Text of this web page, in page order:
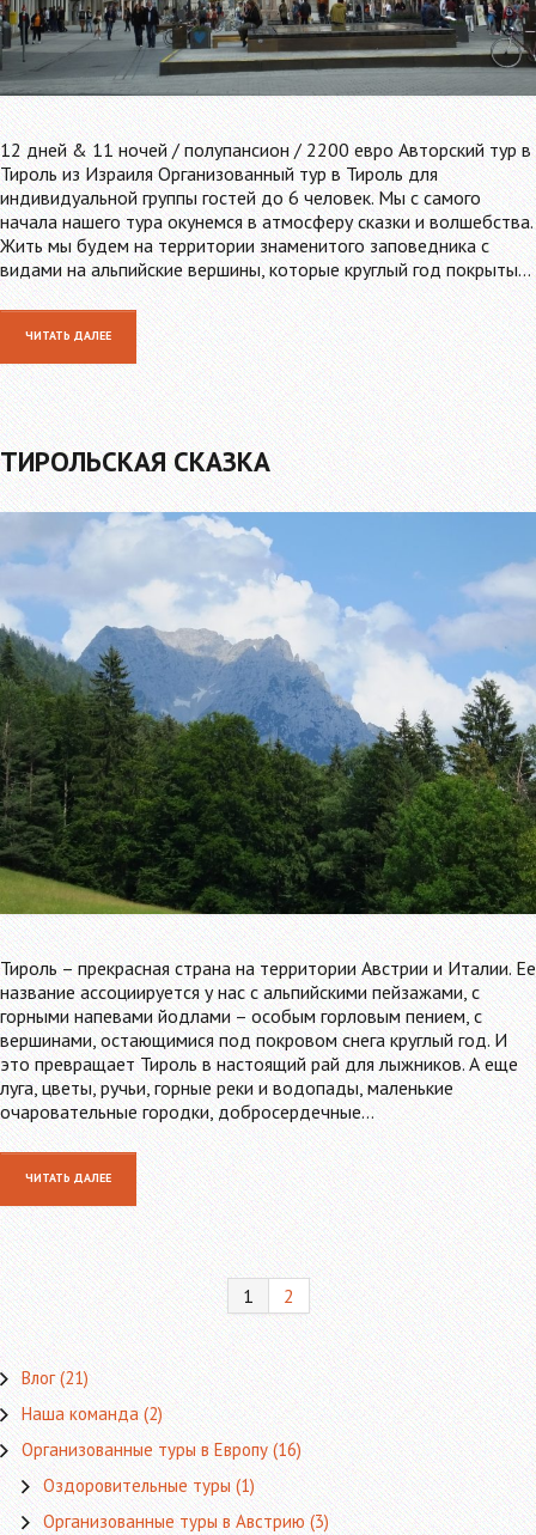
12 дней & 11 ночей / полупансион / 2200 евро Авторский тур в
Тироль из Израиля Организованный тур в Тироль для
индивидуальной группы гостей до 6 человек. Мы с самого
начала нашего тура окунемся в атмосферу сказки и волшебства.
Жить мы будем на территории знаменитого заповедника с
видами на альпийские вершины, которые круглый год покрыты…
ЧИТАТЬ ДАЛЕЕ
ТИРОЛЬСКАЯ СКАЗКА
Тироль – прекрасная страна на территории Австрии и Италии. Ее
название ассоциируется у нас с альпийскими пейзажами, с
горными напевами йодлами – особым горловым пением, с
вершинами, остающимися под покровом снега круглый год. И
это превращает Тироль в настоящий рай для лыжников. А еще
луга, цветы, ручьи, горные реки и водопады, маленькие
очаровательные городки, добросердечные…
ЧИТАТЬ ДАЛЕЕ
1 2
Влог(21)
Наша команда(2)
Организованные туры в Европу(16)
Оздоровительные туры(1)
Организованные туры в Австрию(3)